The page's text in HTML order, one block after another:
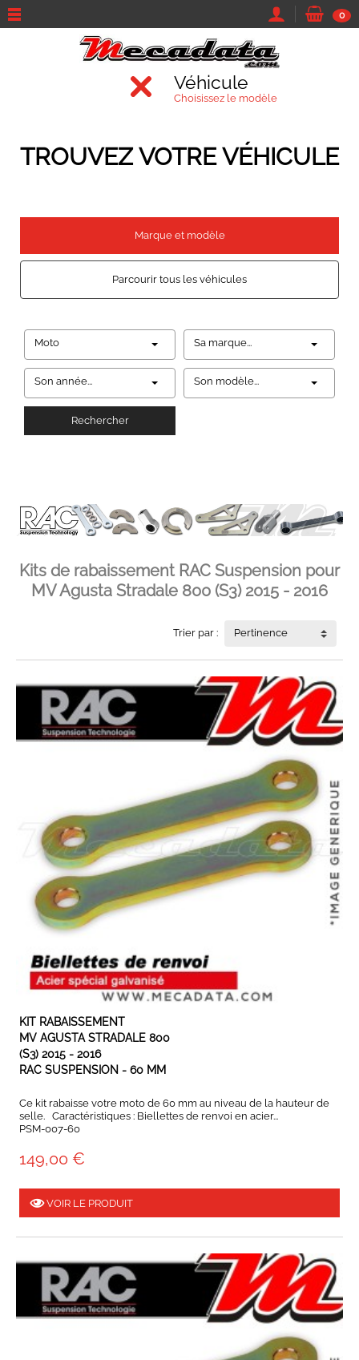
0
Véhicule
Choisissez le modèle
TROUVEZ VOTRE VÉHICULE
Marque et modèle
Parcourir tous les véhicules
Moto Sa marque...
Son année... Son modèle...
Rechercher
Kits de rabaissement RAC Suspension pour
MV Agusta Stradale 800 (S3) 2015 - 2016
Trier par : Pertinence
EXPÉDIÉ SOUS 3 À 5 JOURS OUVRÉS
KIT RABAISSEMENT
MV AGUSTA STRADALE 800
(S3) 2015 - 2016
RAC SUSPENSION - 60 MM
Ce kit rabaisse votre moto de 60 mm au niveau de la hauteur de
selle. Caractéristiques : Biellettes de renvoi en acier...
PSM-007-60
149,00 €
VOIR LE PRODUIT